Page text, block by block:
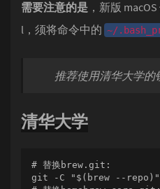
需要注意的是 ，新版
l，须将命令中的 ~/
推荐使用清华大学的
清华大学
# 替换brew.git:
git -C "$(brew --